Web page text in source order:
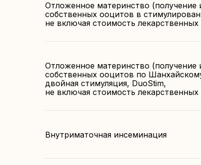
Отложенное материнство (получение
собственных ооцитов в
не включая стоимость
Отложенное материнство (получение
собственных ооцитов по
двойная стимуляция, DuoStim,
не включая стоимость
Внутриматочная инсеминация